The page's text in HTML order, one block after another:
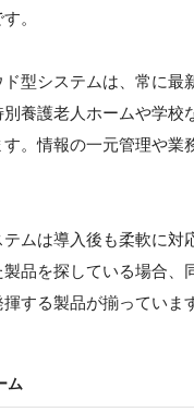
。
型システムは、常に
養護老人ホームや学
。情報の一元管理や
ムは導入後も柔軟に
品を探している場合
する製品が揃っていま
ム